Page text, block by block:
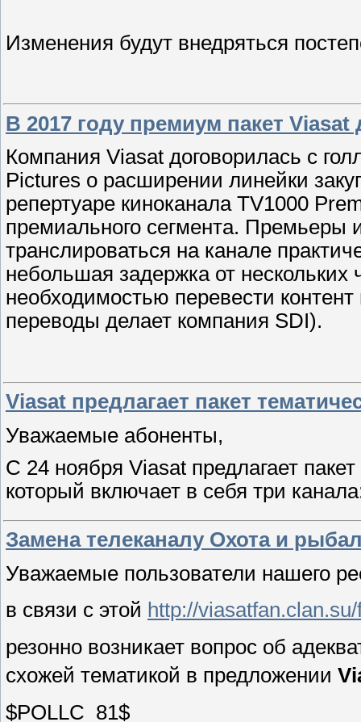
Изменения будут внедряться
В 2017 году премиум пакет
Компания Viasat договорилась с
Pictures о расширении линейки
репертуаре киноканала TV1000
премиального сегмента. Премьеры
транслироваться на канале
небольшая задержка от нескольких
необходимостью перевести
переводы делает компания SDI).
Viasat предлагает пакет
Уважаемые абоненты,
С 24 ноября Viasat предлагает
который включает в себя три
Замена телеканалу Охота и
Уважаемые пользователи нашего
в связи с этой http://
резонно возникает вопрос об
схожей тематикой в предложении
$POLLC_81$